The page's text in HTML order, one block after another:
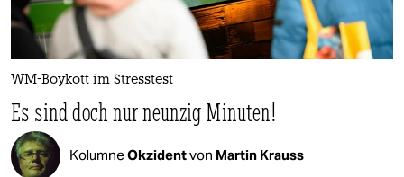
WM-Boykott im Stresstest
Es sind doch nur neunzig Minuten!
KolumneOkzidentvon Martin Krauss